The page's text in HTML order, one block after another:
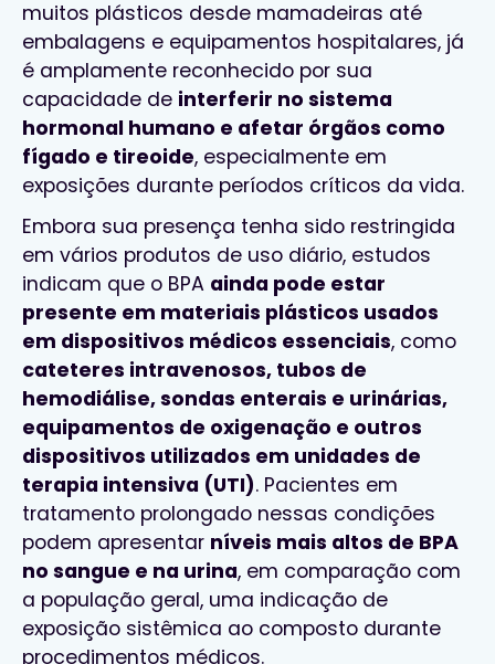
muitos plásticos desde mamadeiras até
embalagens e equipamentos hospitalares, já
é amplamente reconhecido por sua
capacidade de interferir no sistema
hormonal humano e afetar órgãos como
fígado e tireoide, especialmente em
exposições durante períodos críticos da vida.
Embora sua presença tenha sido restringida
em vários produtos de uso diário, estudos
indicam que o BPA ainda pode estar
presente em materiais plásticos usados
em dispositivos médicos essenciais, como
cateteres intravenosos, tubos de
hemodiálise, sondas enterais e urinárias,
equipamentos de oxigenação e outros
dispositivos utilizados em unidades de
terapia intensiva (UTI). Pacientes em
tratamento prolongado nessas condições
podem apresentar níveis mais altos de BPA
no sangue e na urina, em comparação com
a população geral, uma indicação de
exposição sistêmica ao composto durante
procedimentos médicos.